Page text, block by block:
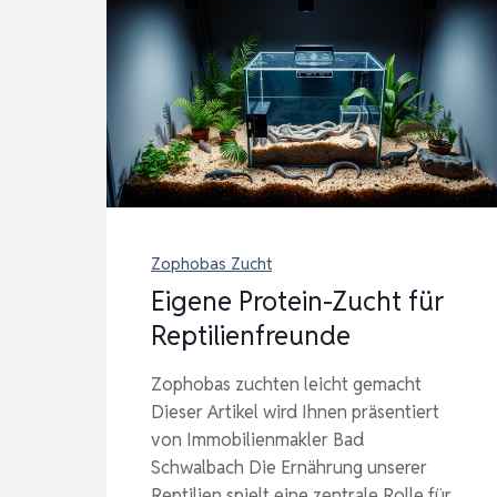
Zophobas Zucht
Eigene Protein-Zucht für
Reptilienfreunde
Zophobas zuchten leicht gemacht
Dieser Artikel wird Ihnen präsentiert
von Immobilienmakler Bad
Schwalbach Die Ernährung unserer